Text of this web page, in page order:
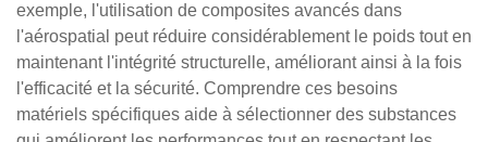
exemple, l'utilisation de composites avancés dans
l'aérospatial peut réduire considérablement le poids tout en
maintenant l'intégrité structurelle, améliorant ainsi à la fois
l'efficacité et la sécurité. Comprendre ces besoins
matériels spécifiques aide à sélectionner des substances